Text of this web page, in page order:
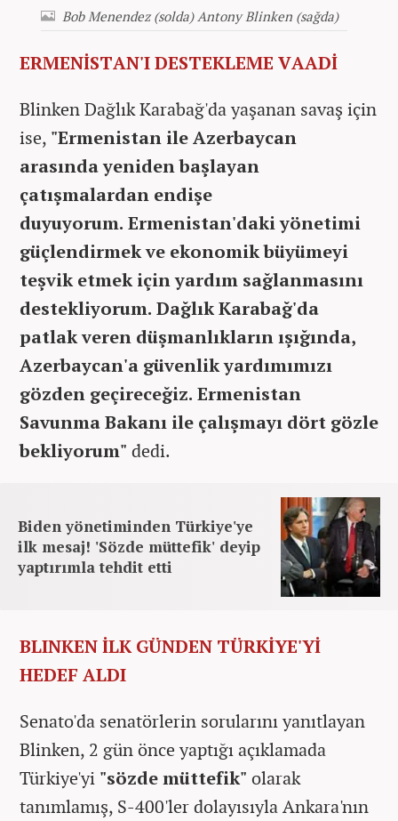
Bob Menendez (solda) Antony Blinken (sağda)
ERMENİSTAN'I DESTEKLEME VAADİ
Blinken Dağlık Karabağ'da yaşanan savaş için
ise, "Ermenistan ile Azerbaycan
arasında yeniden başlayan
çatışmalardan endişe
duyuyorum. Ermenistan'daki yönetimi
güçlendirmek ve ekonomik büyümeyi
teşvik etmek için yardım sağlanmasını
destekliyorum. Dağlık Karabağ'da
patlak veren düşmanlıkların ışığında,
Azerbaycan'a güvenlik yardımımızı
gözden geçireceğiz. Ermenistan
Savunma Bakanı ile çalışmayı dört gözle
bekliyorum" dedi.
Biden yönetiminden Türkiye'ye
ilk mesaj! 'Sözde müttefik' deyip
yaptırımla tehdit etti
BLINKEN İLK GÜNDEN TÜRKİYE'Yİ
HEDEF ALDI
Senato'da senatörlerin sorularını yanıtlayan
Blinken, 2 gün önce yaptığı açıklamada
Türkiye'yi "sözde müttefik" olarak
tanımlamış, S-400'ler dolayısıyla Ankara'nın